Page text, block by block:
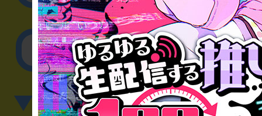
その他のご相談／
▼英語、中国語でのお問